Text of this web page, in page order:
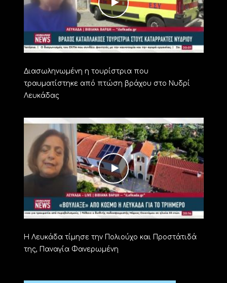
Διασωληνωμένη η τουρίστρια που
τραυματίστηκε από πτώση βράχου στο Νυδρί
Λευκάδας
Η Λευκάδα τίμησε την Πολιούχο και Προστάτιδά
της, Παναγία Φανερωμένη